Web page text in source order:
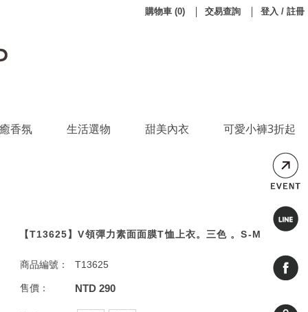
香氛 生活選物 甜美內衣 可愛小褲3折起
購物車 (0) 交易查詢 登入 / 註冊
【T13625】V領彈力素面面膜T恤上衣。三色 。S-M
商品編號： T13625
售價： NTD 290